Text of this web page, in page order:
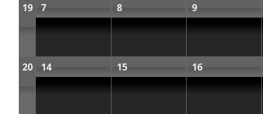
19 7 8 9
20 14 15 16